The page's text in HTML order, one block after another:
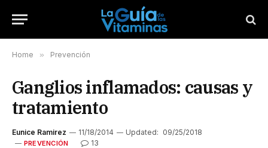
Home » Prevención
Ganglios inflamados: causas y
tratamiento
Eunice Ramirez 11/18/2014 Updated: 09/25/2018
PREVENCIÓN 13